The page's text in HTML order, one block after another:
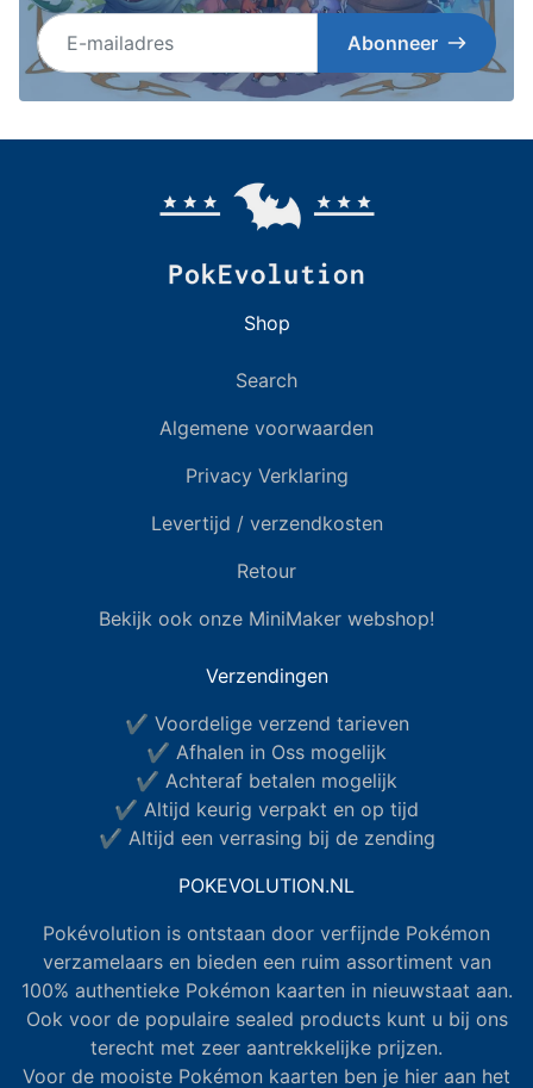
E-mailadres
Abonneer
Shop
Search
Algemene voorwaarden
Privacy Verklaring
Levertijd / verzendkosten
Retour
Bekijk ook onze MiniMaker webshop!
Verzendingen
✔ Voordelige verzend tarieven
✔ Afhalen in Oss mogelijk
✔ Achteraf betalen mogelijk
✔ Altijd keurig verpakt en op tijd
✔ Altijd een verrasing bij de zending
POKEVOLUTION.NL
Pokévolution is ontstaan door verfijnde Pokémon
verzamelaars en bieden een ruim assortiment van
100% authentieke Pokémon kaarten in nieuwstaat aan.
Ook voor de populaire sealed products kunt u bij ons
terecht met zeer aantrekkelijke prijzen.
Voor de mooiste Pokémon kaarten ben je hier aan het